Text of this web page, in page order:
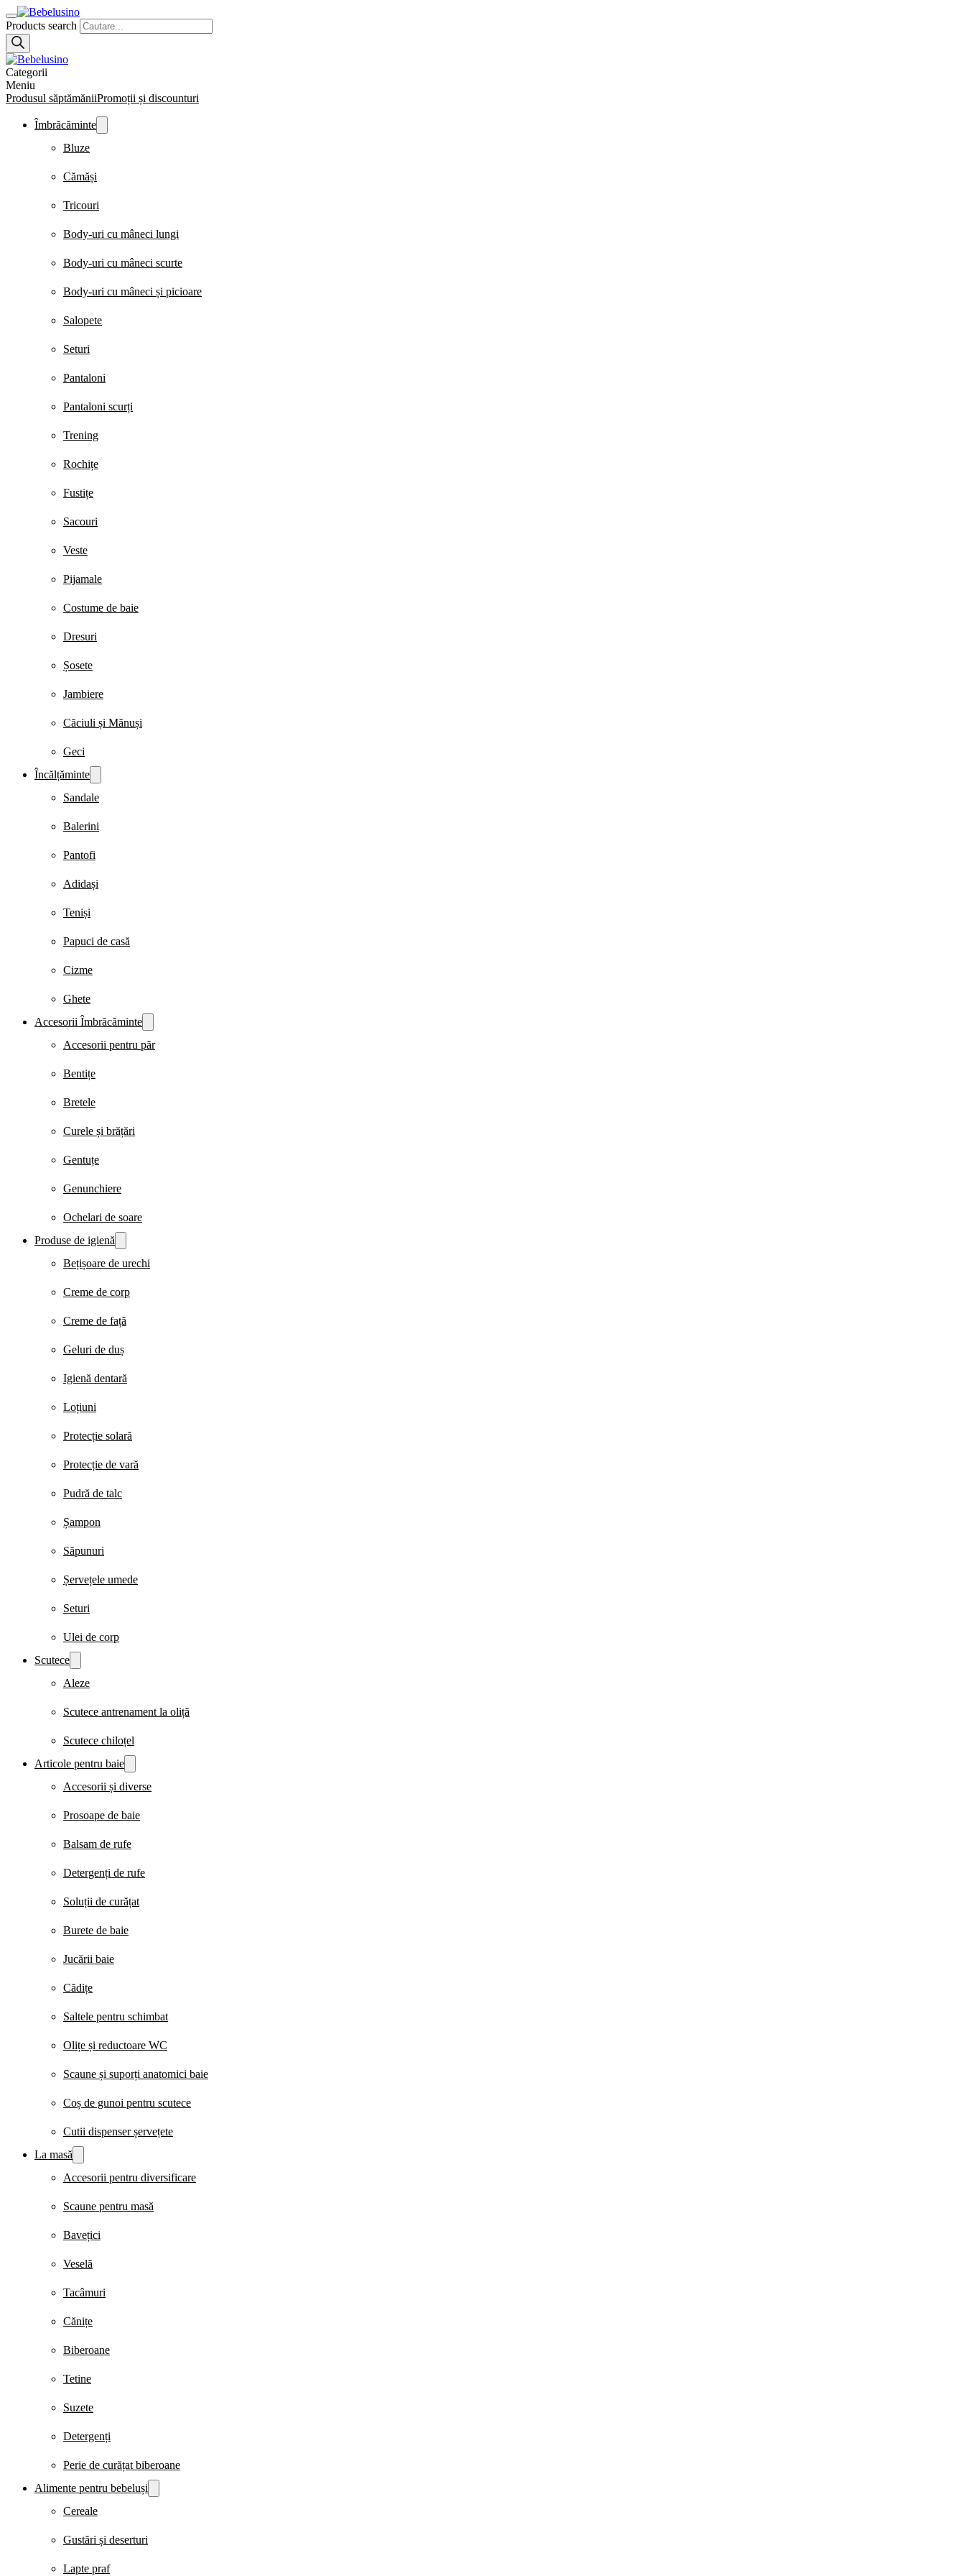
Products search
Categorii
Meniu
Produsul săptămăniiPromoții și discounturi
Îmbrăcăminte
Bluze
Cămăși
Tricouri
Body-uri cu mâneci lungi
Body-uri cu mâneci scurte
Body-uri cu mâneci și picioare
Salopete
Seturi
Pantaloni
Pantaloni scurți
Trening
Rochițe
Fustițe
Sacouri
Veste
Pijamale
Costume de baie
Dresuri
Șosete
Jambiere
Căciuli și Mănuși
Geci
Încălțăminte
Sandale
Balerini
Pantofi
Adidași
Teniși
Papuci de casă
Cizme
Ghete
Accesorii Îmbrăcăminte
Accesorii pentru păr
Bentițe
Bretele
Curele și brățări
Gentuțe
Genunchiere
Ochelari de soare
Produse de igienă
Bețișoare de urechi
Creme de corp
Creme de față
Geluri de duș
Igienă dentară
Loțiuni
Protecție solară
Protecție de vară
Pudră de talc
Șampon
Săpunuri
Șervețele umede
Seturi
Ulei de corp
Scutece
Aleze
Scutece antrenament la oliță
Scutece chiloțel
Articole pentru baie
Accesorii și diverse
Prosoape de baie
Balsam de rufe
Detergenți de rufe
Soluții de curățat
Burete de baie
Jucării baie
Cădițe
Saltele pentru schimbat
Olițe și reductoare WC
Scaune și suporți anatomici baie
Coș de gunoi pentru scutece
Cutii dispenser șervețete
La masă
Accesorii pentru diversificare
Scaune pentru masă
Bavețici
Veselă
Tacâmuri
Cănițe
Biberoane
Tetine
Suzete
Detergenți
Perie de curățat biberoane
Alimente pentru bebeluși
Cereale
Gustări și deserturi
Lapte praf